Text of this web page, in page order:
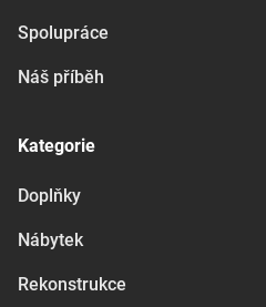
Spolupráce
Náš příběh
Kategorie
Doplňky
Nábytek
Rekonstrukce